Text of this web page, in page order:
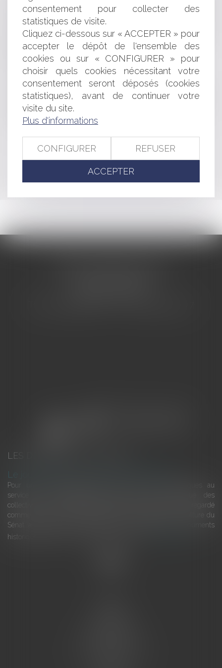
la semelle d’une chaussure relève t-elle de l’interdiction
d’enregistrement des formes ?
Une SARL ayant nommé un commissaire aux comptes
volontairement ne peut pas émettre d'obligations -
Éditions Francis Lefebvre
Cautionnement sous X ne vaut ! | Dalloz Actualité
Marque et idées reçues
Précisions apportées sur la notion d’infection
nosocomiale
Les limites de l’action en nullité du locataire à l’encontre
de l’offre de vente adressée par son propriétaire
... 231 232 233 235 236
>>
LES DERNIÈRES ACTUALITÉS
Le joug léger des monuments historiques
Pour une gestion patrimoniale des monuments historiques au
service du développement économique et touristique des
collectivités Le monument historique a longtemps été regardé
comme une charge. Le rapport que la commission de la culture du
Sénat a consacré, en juillet 2026, à la gestion des monuments
historiques invite à y voir aussi une ressour...
consentement pour collecter des
statistiques de visite.
Cliquez ci-dessous sur « ACCEPTER » pour
accepter le dépôt de l'ensemble des
cookies ou sur « CONFIGURER » pour
choisir quels cookies nécessitant votre
consentement seront déposés (cookies
statistiques), avant de continuer votre
visite du site.
Plus d'informations
CONFIGURER REFUSER
ACCEPTER